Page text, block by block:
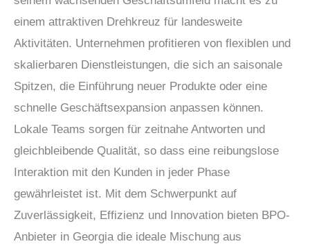
einem attraktiven Drehkreuz für landesweite
Aktivitäten. Unternehmen profitieren von flexiblen und
skalierbaren Dienstleistungen, die sich an saisonale
Spitzen, die Einführung neuer Produkte oder eine
schnelle Geschäftsexpansion anpassen können.
Lokale Teams sorgen für zeitnahe Antworten und
gleichbleibende Qualität, so dass eine reibungslose
Interaktion mit den Kunden in jeder Phase
gewährleistet ist. Mit dem Schwerpunkt auf
Zuverlässigkeit, Effizienz und Innovation bieten BPO-
Anbieter in Georgia die ideale Mischung aus